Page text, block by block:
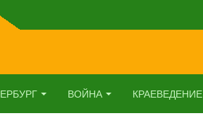
ВОЙНА КРАЕВЕДЕНИЕ